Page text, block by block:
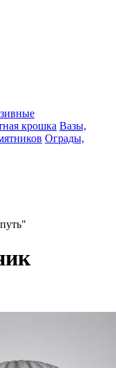
крошка Вазы,
Ограды,